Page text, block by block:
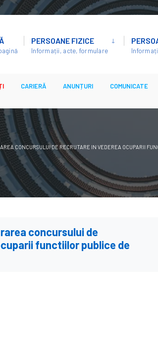
PERSOANE FIZICE
Informații, acte, formulare
CARIERĂ ANUNȚURI COMUNICATE
CONCURSULUI DE RECRUTARE IN VEDEREA OCUPARII
concursului de
functiilor publice de